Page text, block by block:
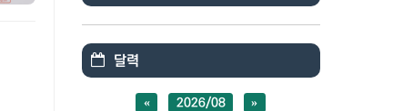
달력
« 2026/08
»